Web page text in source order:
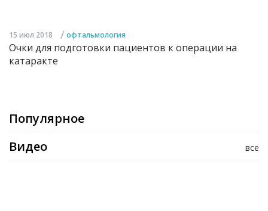
15 июл 2018 / офтальмология
Очки для подготовки пациентов к операции на
катаракте
Популярное
все
Видео